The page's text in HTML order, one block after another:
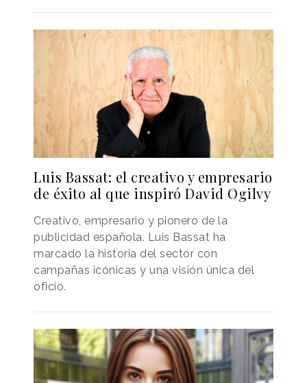
Luis Bassat: el creativo y empresario
de éxito al que inspiró David Ogilvy
Creativo, empresario y pionero de la
publicidad española. Luis Bassat ha
marcado la historia del sector con
campañas icónicas y una visión única del
oficio.